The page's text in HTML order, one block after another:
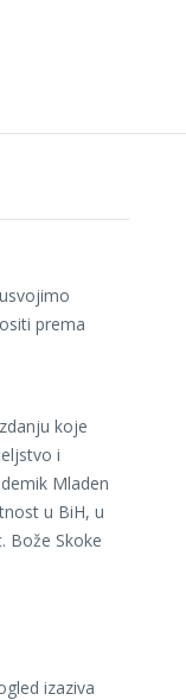
prema
koje
i
Mladen
u BiH, u
Bože Skoke
izaziva